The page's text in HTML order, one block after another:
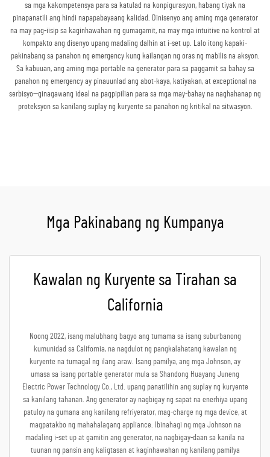
sa mga kakompetensya para sa katulad na konpigurasyon, habang tiyak na
pinapanatili ang hindi napapabayaang kalidad. Dinisenyo ang aming mga generator
na may pag-iisip sa kaginhawahan ng gumagamit, na may mga intuitive na kontrol at
kompakto ang disenyo upang madaling dalhin at i-set up. Lalo itong kapaki-
pakinabang sa panahon ng emergency kung kailangan ng oras ng mabilis na aksyon.
Sa kabuuan, ang aming mga portable na generator para sa paggamit sa bahay sa
panahon ng emergency ay pinauunlad ang abot-kaya, katiyakan, at exceptional na
serbisyo—ginagawang ideal na pagpipilian para sa mga may-bahay na naghahanap ng
proteksyon sa kanilang suplay ng kuryente sa panahon ng kritikal na sitwasyon.
Mga Pakinabang ng Kumpanya
Kawalan ng Kuryente sa Tirahan sa
California
Noong 2022, isang malubhang bagyo ang tumama sa isang suburbanong
kumunidad sa California, na nagdulot ng pangkalahatang kawalan ng
kuryente na tumagal ng ilang araw. Isang pamilya, ang mga Johnson, ay
umasa sa isang portable generator mula sa Shandong Huayang Juneng
Electric Power Technology Co., Ltd. upang panatilihin ang suplay ng kuryente
sa kanilang tahanan. Ang generator ay nagbigay ng sapat na enerhiya upang
patuloy na gumana ang kanilang refriyerator, mag-charge ng mga device, at
magpatakbo ng mahahalagang appliance. Ibinahagi ng mga Johnson na
madaling i-set up at gamitin ang generator, na nagbigay-daan sa kanila na
tuunan ng pansin ang kaligtasan at kaginhawahan ng kanilang pamilya